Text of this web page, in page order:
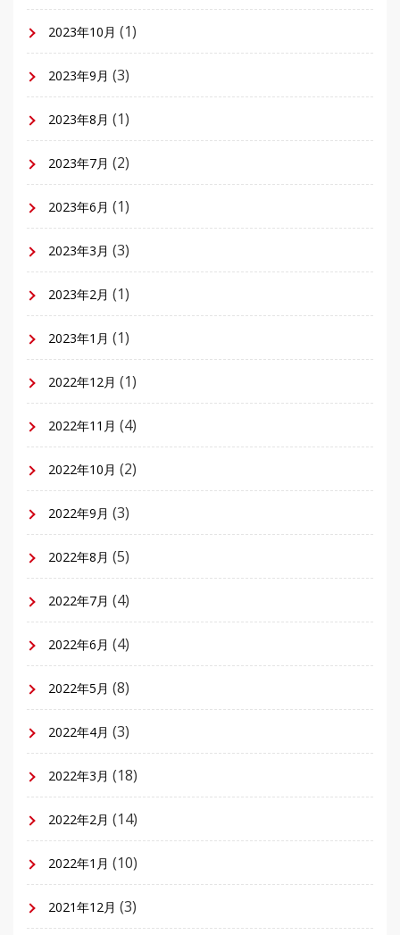
2023年10月 (1)
2023年9月 (3)
2023年8月 (1)
2023年7月 (2)
2023年6月 (1)
2023年3月 (3)
2023年2月 (1)
2023年1月 (1)
2022年12月 (1)
2022年11月 (4)
2022年10月 (2)
2022年9月 (3)
2022年8月 (5)
2022年7月 (4)
2022年6月 (4)
2022年5月 (8)
2022年4月 (3)
2022年3月 (18)
2022年2月 (14)
2022年1月 (10)
2021年12月 (3)